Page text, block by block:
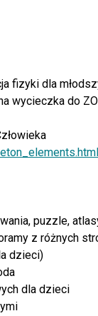
fizyki dla
wycieczka do
puzzle,
z różnych
dzieci)
dla dzieci